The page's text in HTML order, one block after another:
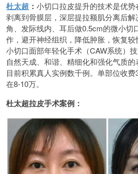
杜太超 ： 小切口拉皮提升的技术是优
剥离到骨膜层，深层提拉额肌分离后
角、发际线内、耳后做0.5cm的微小切
作，避开神经组织，降低肿胀，恢复
小切口面部年轻化手术（CAW系统）
自然天成、和谐、精细化和强化气质的
目前积累真人实例数千例。单部位收
在8-10万。
杜太超拉皮手术案例：